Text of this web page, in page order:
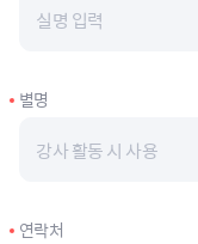
별명
연락처